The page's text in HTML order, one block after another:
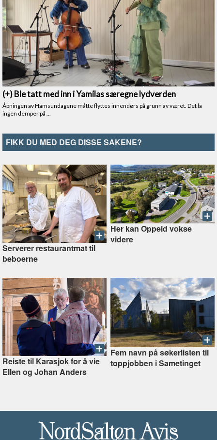
FIKK DU MED DEG DISSE SAKENE?
Serverer restaurantmat til
beboerne
Her kan Oppeid vokse
videre
Reiste til Karasjok for å vie
Ellen og Johan Anders
Fem navn på søkerlisten til
toppjobben i Sametinget